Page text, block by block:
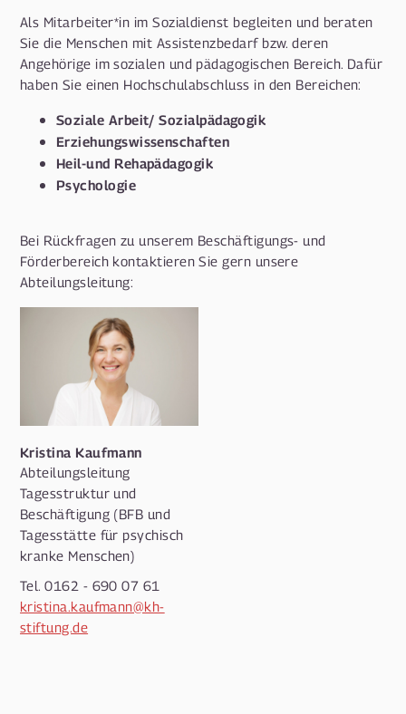
Als Mitarbeiter*in im Sozialdienst begleiten und beraten
Sie die Menschen mit Assistenzbedarf bzw. deren
Angehörige im sozialen und pädagogischen Bereich. Dafür
haben Sie einen Hochschulabschluss in den Bereichen:
Soziale Arbeit/ Sozialpädagogik
Erziehungswissenschaften
Heil-und Rehapädagogik
Psychologie
Bei Rückfragen zu unserem Beschäftigungs- und
Förderbereich kontaktieren Sie gern unsere
Abteilungsleitung:
Kristina Kaufmann
Abteilungsleitung
Tagesstruktur und
Beschäftigung (BFB und
Tagesstätte für psychisch
kranke Menschen)
Tel. 0162 - 690 07 61
kristina.kaufmann@kh-
stiftung.de